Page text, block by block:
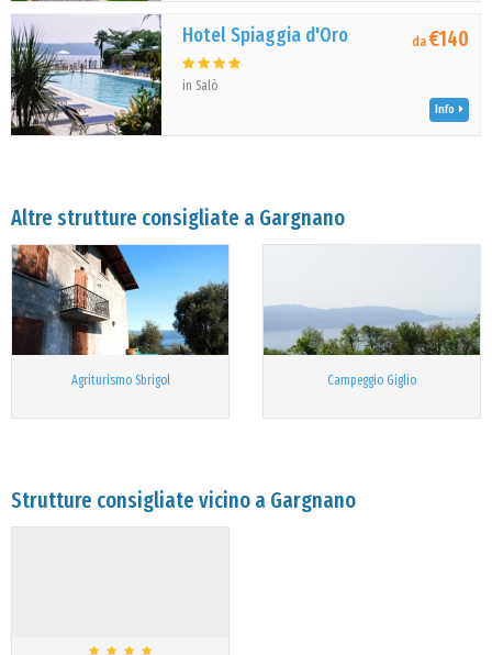
Hotel Spiaggia d'Oro
in Salò
da€140
Info
Altre strutture consigliate a Gargnano
Agriturismo Sbrigol Campeggio Giglio
Strutture consigliate vicino a Gargnano